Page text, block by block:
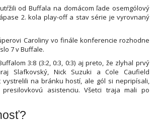
od Buffala na domácom ľade osemgólový
2. kola play-off a stav série je vyrovnaný
Caroliny vo finále konferencie rozhodne
7 v Buffale.
3:8 (3:2, 0:3, 0:3) aj preto, že zlyhal prvý
Slafkovský, Nick Suzuki a Cole Caufield
na bránku hostí, ale gól si nepripísali,
asistenciu. Všetci traja mali po